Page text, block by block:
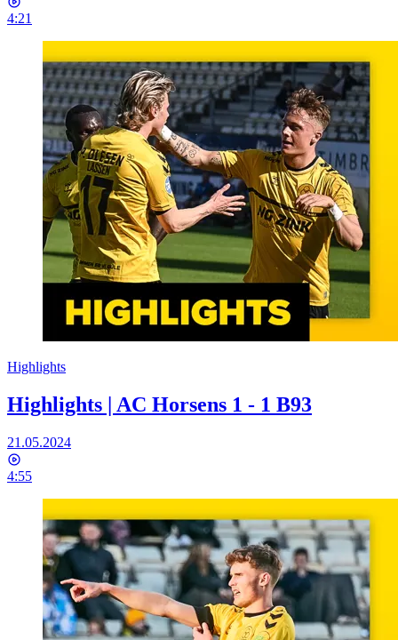
4:21
Highlights
Highlights | AC Horsens 1 - 1 B93
21.05.2024
4:55